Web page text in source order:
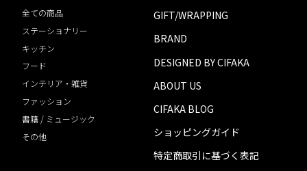
全ての商品
ステーショナリー
キッチン
フード
インテリア・雑貨
ファッション
書籍 / ミュージック
その他
GIFT/WRAPPING
BRAND
DESIGNED BY CIFAKA
ABOUT US
CIFAKA BLOG
ショッピングガイド
特定商取引に基づく表記